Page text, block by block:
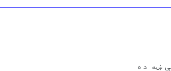
ښه ده